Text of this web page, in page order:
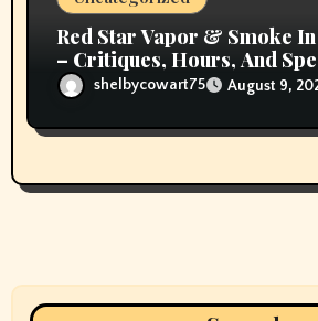
Red Star Vapor & Smoke
– Critiques, Hours, And
Detailsshelbycowart75 August 9,